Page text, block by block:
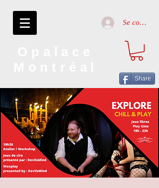
Se connecter
Share